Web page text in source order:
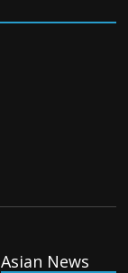
Asian News